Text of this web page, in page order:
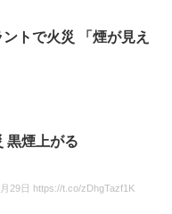
トで火災 「煙が見え
黒煙上がる
29日 https://t.co/zDhgTazf1K